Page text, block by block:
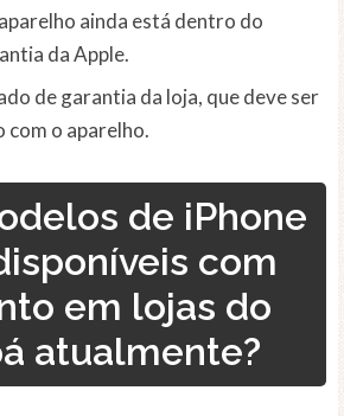
ainda está dentro do
da Apple.
de garantia da loja, que deve ser
o aparelho.
de iPhone
com
em lojas do
atualmente?